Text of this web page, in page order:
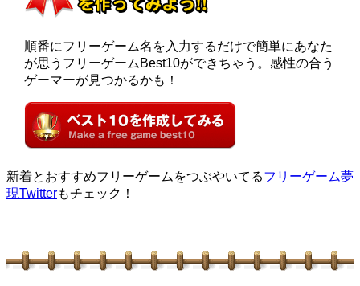
順番にフリーゲーム名を入力するだけで簡単にあなた
が思うフリーゲームBest10ができちゃう。感性の合う
ゲーマーが見つかるかも！
新着とおすすめフリーゲームをつぶやいてるフリーゲーム夢
現Twitterもチェック！